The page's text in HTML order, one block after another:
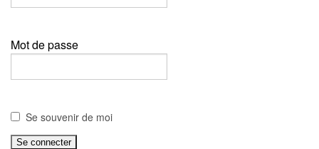
Mot de passe
Se souvenir de moi